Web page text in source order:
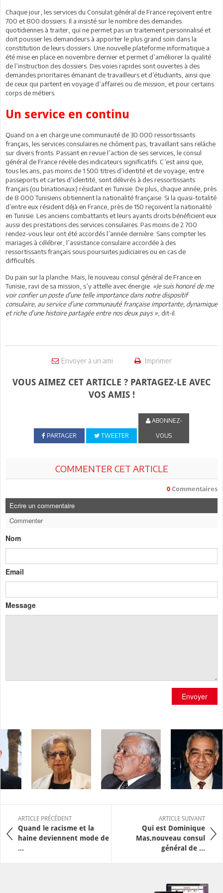
Chaque jour, les services du Consulat général de France reçoivent entre
700 et 800 dossiers. Il a insisté sur le nombre des demandes
quotidiennes à traiter, qui ne permet pas un traitement personnalisé et
doit pousser les demandeurs à apporter le plus grand soin dans la
constitution de leurs dossiers. Une nouvelle plateforme informatique a
été mise en place en novembre dernier et permet d’améliorer la qualité
de l’instruction des dossiers. Des voies rapides sont ouvertes à des
demandes prioritaires émanant de travailleurs et d’étudiants, ainsi que
de ceux qui partent en voyage d’affaires ou de mission, et pour certains
corps de métiers.
Un service en continu
Quand on a en charge une communauté de 30 000 ressortissants
français, les services consulaires ne chôment pas, travaillant sans relâche
sur divers fronts. Passant en revue l’action de ses services, le consul
général de France révèle des indicateurs significatifs. C’est ainsi que,
tous les ans, pas moins de 1 500 titres d’identité et de voyage, entre
passeports et cartes d’identité, sont délivrés à des ressortissants
français (ou binationaux) résidant en Tunisie. De plus, chaque année, près
de 8 000 Tunisiens obtiennent la nationalité française. Si la quasi-totalité
d’entre eux résident déjà en France, près de 150 reçoivent la nationalité
en Tunisie. Les anciens combattants et leurs ayants droits bénéficient eux
aussi des prestations des services consulaires. Pas moins de 2 700
rendez-vous leur ont été accordés l’année dernière. Sans compter les
mariages à célébrer, l’assistance consulaire accordée à des
ressortissants français sous poursuites judiciaires ou en cas de
difficultés...
Du pain sur la planche. Mais, le nouveau consul général de France en
Tunisie, ravi de sa mission, s’y attelle avec énergie. «Je suis honoré de me
voir confier un poste d’une telle importance dans notre dispositif
consulaire, au service d’une communauté française importante, dynamique
et riche d’une histoire partagée entre nos deux pays » , dit-il.
Envoyer à un ami Imprimer
VOUS AIMEZ CET ARTICLE ? PARTAGEZ-LE AVEC
VOS AMIS !
PARTAGER TWEETER
ABONNEZ-
VOUS
COMMENTER CET ARTICLE
0 Commentaires
Ecrire un commentaire
Commenter
Nom
Email
Message
Envoyer
ARTICLE PRÉCÉDENT
Quand le racisme et la
haine deviennent mode de
...
ARTICLE SUIVANT
Qui est Dominique
Mas,nouveau consul
général de ...